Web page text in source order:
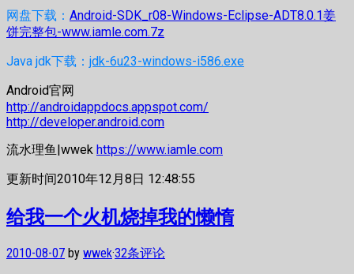
网盘下载： Android-SDK_r08-Windows-Eclipse-ADT8.0.1姜
饼完整包-www.iamle.com.7z
Java jdk下载： jdk-6u23-windows-i586.exe
Android官网
http://androidappdocs.appspot.com/
http://developer.android.com
流水理鱼|wwek https://www.iamle.com
更新时间2010年12月8日 12:48:55
给我一个火机烧掉我的懒惰
2010-08-07 by wwek·32条评论